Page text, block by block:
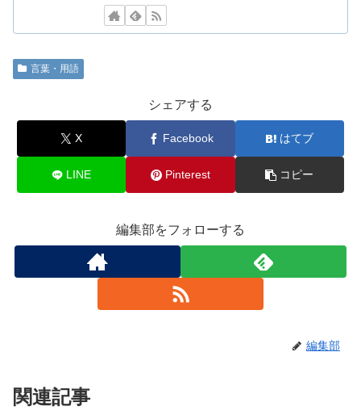
言葉・用語
シェアする
X Facebook はてブ
LINE Pinterest コピー
編集部をフォローする
編集部
関連記事